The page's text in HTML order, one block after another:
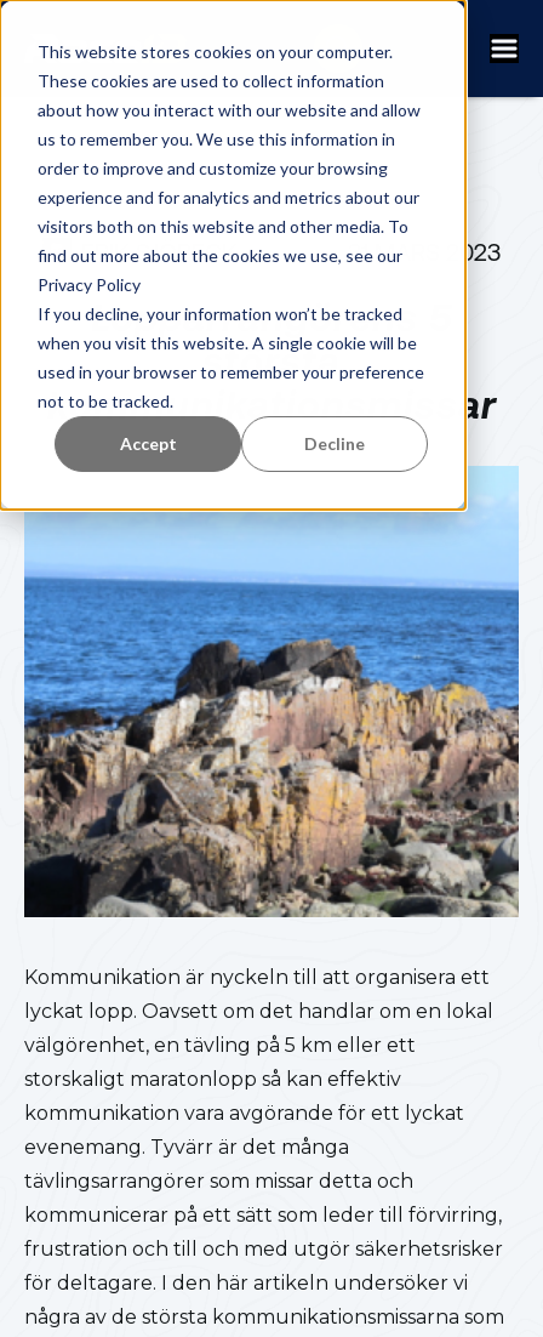
This website stores cookies on your computer.
These cookies are used to collect information
about how you interact with our website and allow
us to remember you. We use this information in
order to improve and customize your browsing
experience and for analytics and metrics about our
visitors both on this website and other media. To
find out more about the cookies we use, see our
Privacy Policy
If you decline, your information won’t be tracked
when you visit this website. A single cookie will be
used in your browser to remember your preference
not to be tracked.
Accept Decline
ERIK SJÖBECK 31 MARS 2023
Lopparrangörens 5
största
kommunikationsmissar
Kommunikation är nyckeln till att organisera ett
lyckat lopp. Oavsett om det handlar om en lokal
välgörenhet, en tävling på 5 km eller ett
storskaligt maratonlopp så kan effektiv
kommunikation vara avgörande för ett lyckat
evenemang. Tyvärr är det många
tävlingsarrangörer som missar detta och
kommunicerar på ett sätt som leder till förvirring,
frustration och till och med utgör säkerhetsrisker
för deltagare. I den här artikeln undersöker vi
några av de största kommunikationsmissarna som